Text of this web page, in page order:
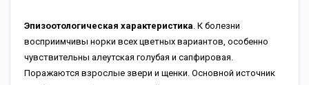
Эпизоотологическая характеристика. К болезни
восприимчивы норки всех цветных вариантов, особенно
чувствительны алеутская голубая и сапфировая.
Поражаются взрослые звери и щенки. Основной источник